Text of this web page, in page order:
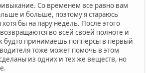
Со временем все равно вам
и больше, поэтому я стараюсь
бы на пару недель. После этого
во всей своей полноте и
будто принимаешь попперсы в первый
тоже может помочь в этом
из одних и тех же веществ, но